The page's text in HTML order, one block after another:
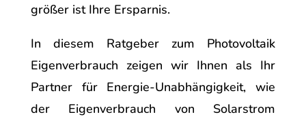
größer ist Ihre Ersparnis.
In diesem Ratgeber zum Photovoltaik
Eigenverbrauch zeigen wir Ihnen als Ihr
Partner für Energie-Unabhängigkeit, wie
der Eigenverbrauch von Solarstrom